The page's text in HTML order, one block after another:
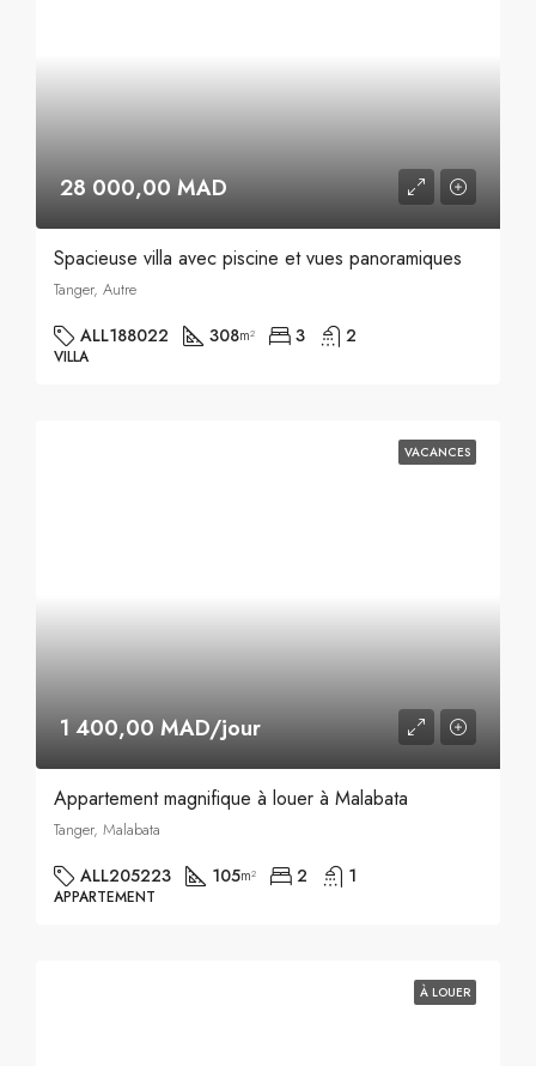
28 000,00 MAD
Spacieuse villa avec piscine et vues panoramiques
Tanger, Autre
ALL188022 308m² 3 2
VILLA
VACANCES
1 400,00 MAD/jour
Appartement magnifique à louer à Malabata
Tanger, Malabata
ALL205223 105m² 2 1
APPARTEMENT
À LOUER